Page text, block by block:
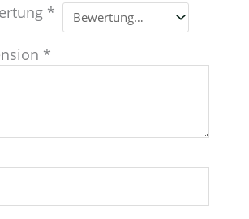
*
*